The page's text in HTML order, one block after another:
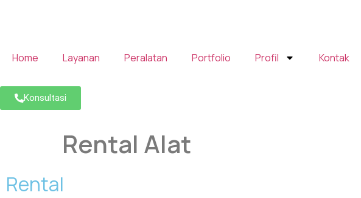
Home Layanan Peralatan Portfolio Profil Kontak
Konsultasi
Rental Alat
Rental